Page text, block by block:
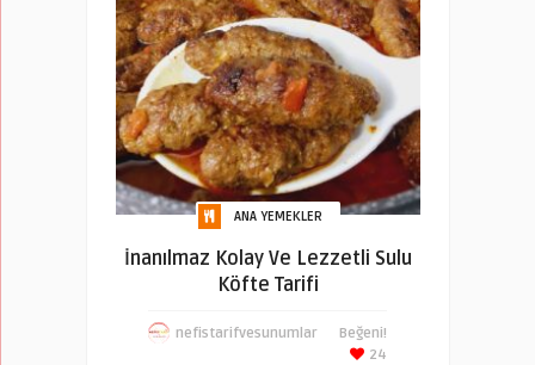
ANA YEMEKLER
İnanılmaz Kolay Ve Lezzetli Sulu
Köfte Tarifi
nefistarifvesunumlar
Beğeni!
24